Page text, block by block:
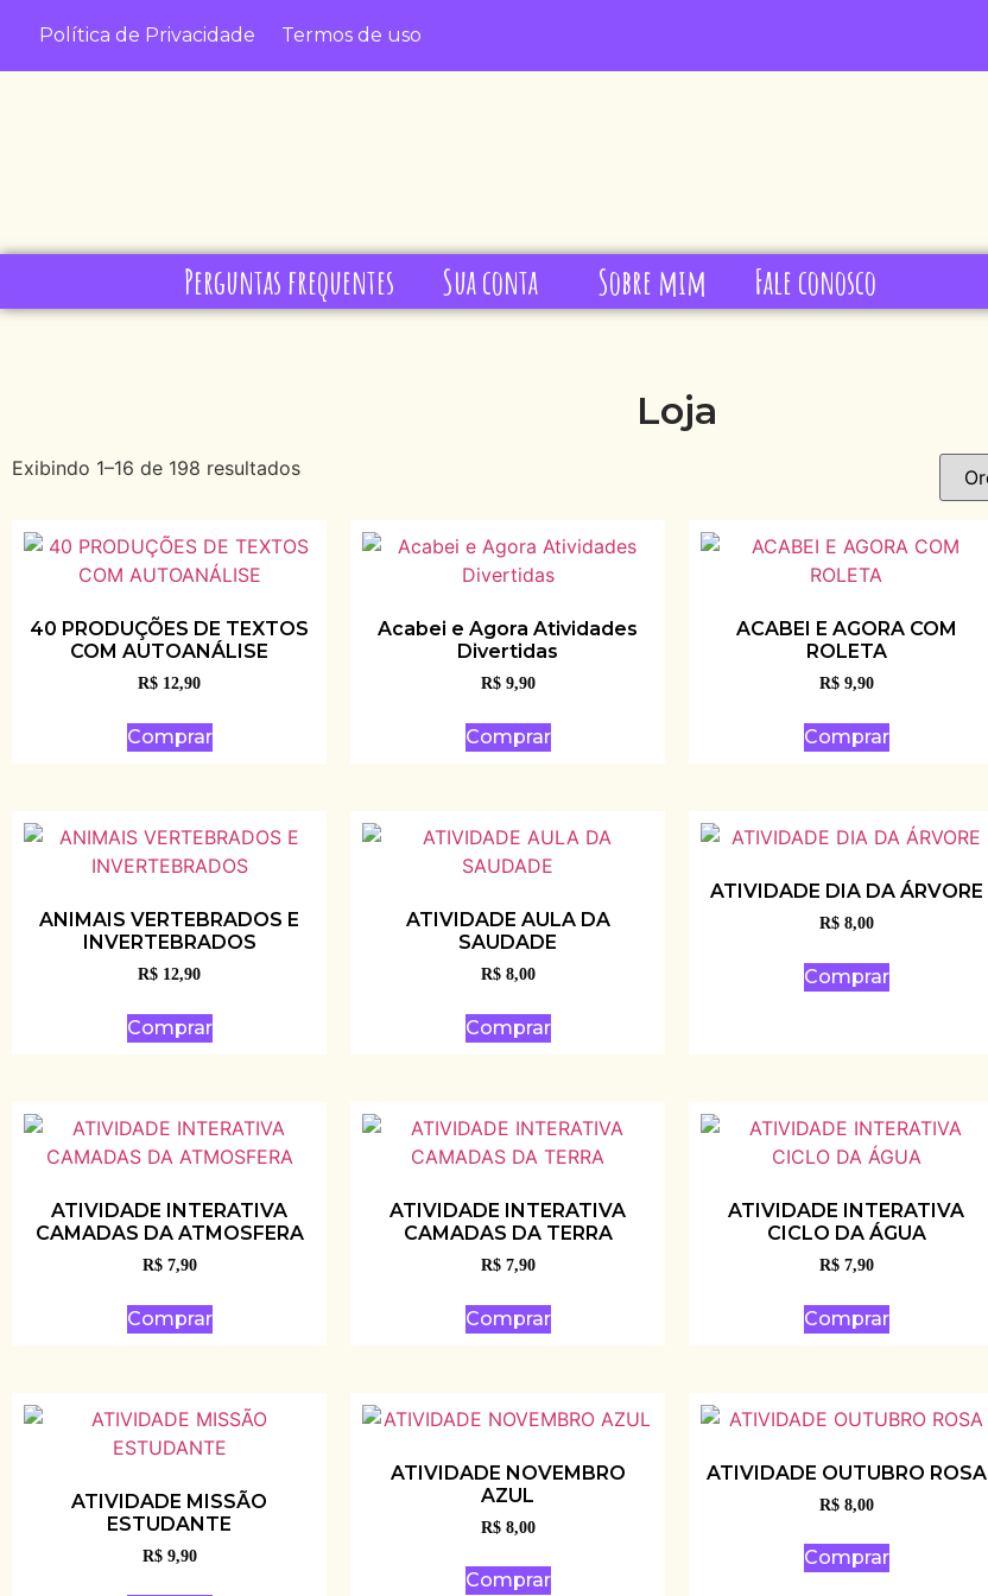
Política de Privacidade Termos de uso
Perguntas frequentes Sua conta Sobre mim Fale conosco
Loja
Exibindo 1–16 de 198 resultados
40 PRODUÇÕES DE TEXTOS
COM AUTOANÁLISE
R$ 12,90
Comprar
Acabei e Agora Atividades
Divertidas
R$9,90
Comprar
ACABEI E AGORA COM
ROLETA
R$9,90
Comprar
ANIMAIS VERTEBRADOS E
INVERTEBRADOS
R$ 12,90
Comprar
ATIVIDADE AULA DA
SAUDADE
R$8,00
Comprar
ATIVIDADE DIA DA ÁRVORE
R$8,00
Comprar
ATIVIDADE INTERATIVA
CAMADAS DA ATMOSFERA
R$7,90
Comprar
ATIVIDADE INTERATIVA
CAMADAS DA TERRA
R$7,90
Comprar
ATIVIDADE INTERATIVA
CICLO DA ÁGUA
R$7,90
Comprar
ATIVIDADE MISSÃO
ESTUDANTE
R$9,90
ATIVIDADE NOVEMBRO
AZUL
R$8,00
Comprar
ATIVIDADE OUTUBRO ROSA
R$8,00
Comprar